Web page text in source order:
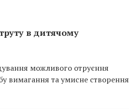
в дитячому
можливого отруєння
вимагання та умисне створення